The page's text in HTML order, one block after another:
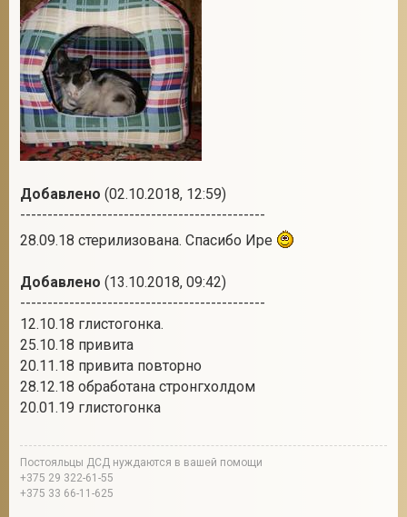
Добавлено (02.10.2018, 12:59)
---------------------------------------------
28.09.18 стерилизована. Спасибо Ире
Добавлено (13.10.2018, 09:42)
---------------------------------------------
12.10.18 глистогонка.
25.10.18 привита
20.11.18 привита повторно
28.12.18 обработана стронгхолдом
20.01.19 глистогонка
Постояльцы ДСД нуждаются в вашей помощи
+375 29 322-61-55
+375 33 66-11-625